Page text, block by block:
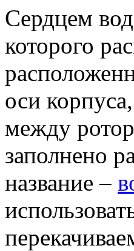
Сердцем
которого
оси
между
заполнено
название –